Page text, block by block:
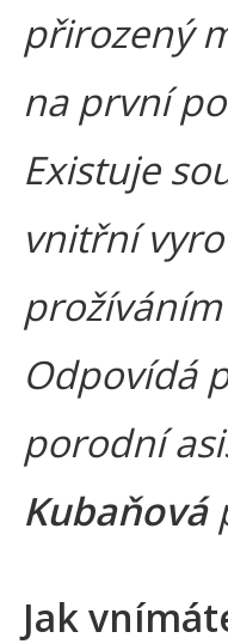
přirozený
na první
Existuje
vnitřní
Odpovídá
porodní
Kubaňová
Jak